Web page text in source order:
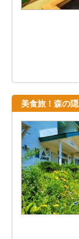
美食旅！森の